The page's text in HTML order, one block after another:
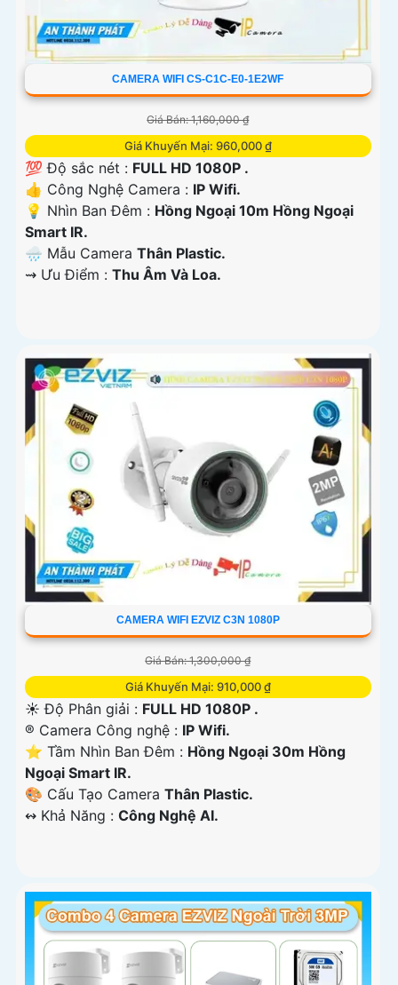
CAMERA WIFI CS-C1C-E0-1E2WF
Giá Bán: 1,160,000 ₫
Giá Khuyến Mại: 960,000 ₫
💯 Độ sắc nét : FULL HD 1080P .
👍 Công Nghệ Camera : IP Wifi.
💡 Nhìn Ban Đêm : Hồng Ngoại 10m Hồng Ngoại
Smart IR.
🌧️ Mẫu Camera Thân Plastic.
️⇝ Ưu Điểm : Thu Âm Và Loa.
CAMERA WIFI EZVIZ C3N 1080P
Giá Bán: 1,300,000 ₫
Giá Khuyến Mại: 910,000 ₫
☀️ Độ Phân giải : FULL HD 1080P .
®️ Camera Công nghệ : IP Wifi.
⭐ Tầm Nhìn Ban Đêm : Hồng Ngoại 30m Hồng
Ngoại Smart IR.
🎨 Cấu Tạo Camera Thân Plastic.
️↭ Khả Năng : Công Nghệ AI.